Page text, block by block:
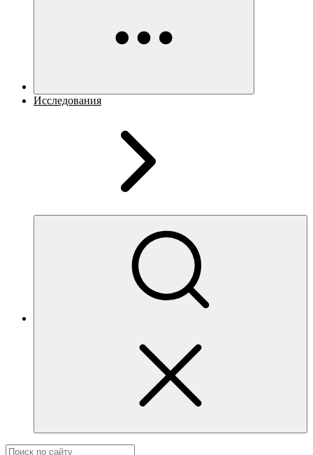
Исследования